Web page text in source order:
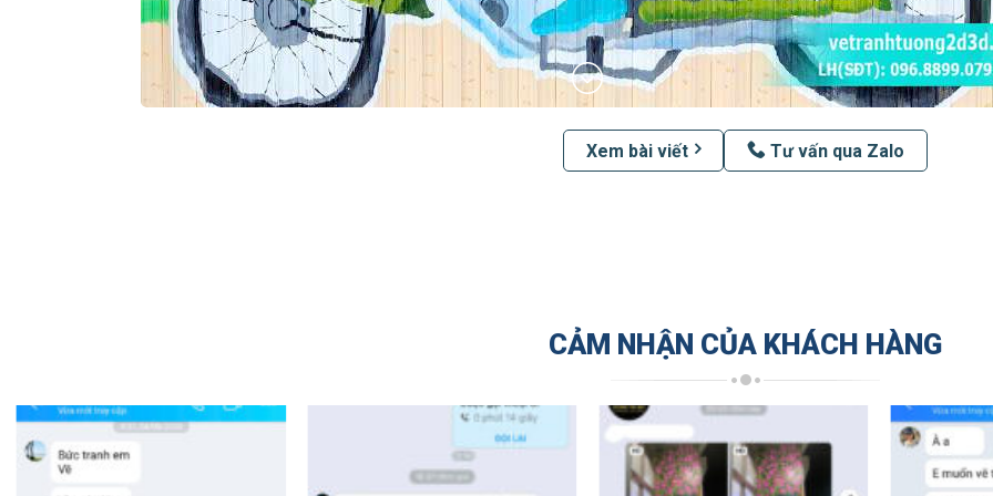
Xem bài viết Tư vấn qua Zalo
CẢM NHẬN CỦA KHÁCH HÀNG